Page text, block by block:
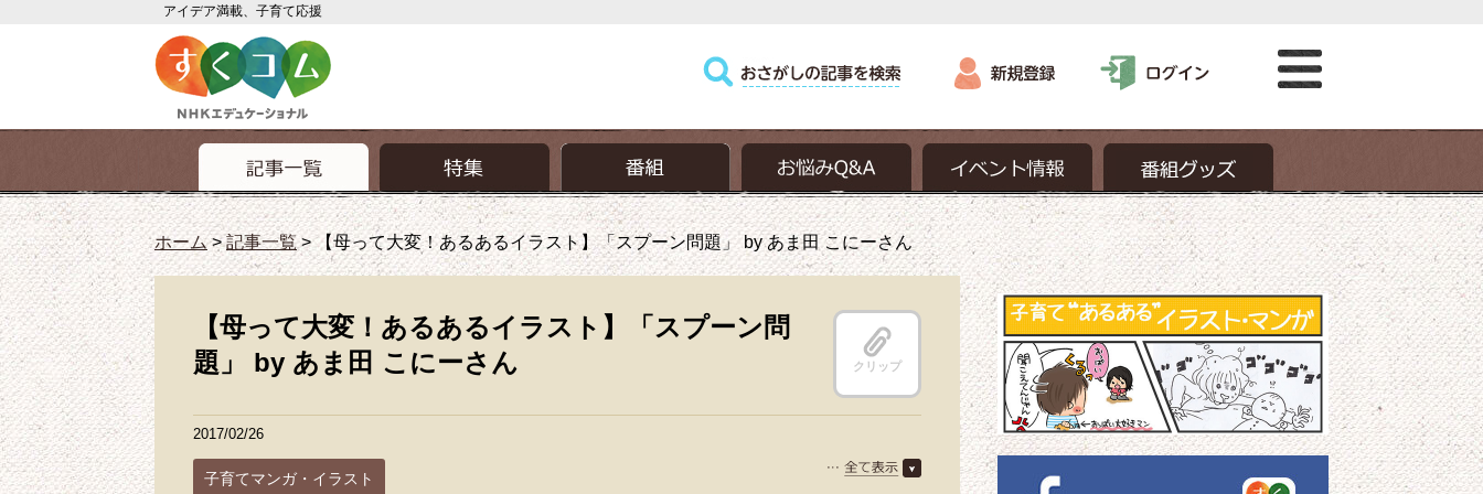
アイデア満載、子育て応援
ホーム>記事一覧>【母って大変！あるあるイラスト】「スプーン問題」 by あま田 こにーさん
【母って大変！あるあるイラスト】「スプーン問
題」 by あま田 こにーさん
クリップ
2017/02/26
子育てマンガ・イラスト